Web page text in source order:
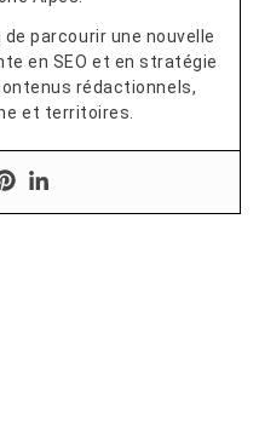
parcourir une nouvelle
en SEO et en stratégie
rédactionnels,
et territoires.